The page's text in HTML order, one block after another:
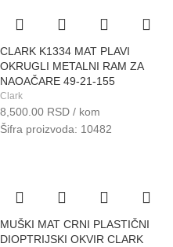
CLARK K1334 MAT PLAVI
OKRUGLI METALNI RAM ZA
NAOAČARE 49-21-155
Clark
8,500.00 RSD / kom
Šifra proizvoda: 10482
MUŠKI MAT CRNI PLASTIČNI
DIOPTRIJSKI OKVIR CLARK